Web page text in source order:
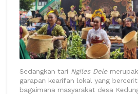
Sedangkan tari Ngiles Dele
garapan kearifan lokal yang
bagaimana masyarakat desa